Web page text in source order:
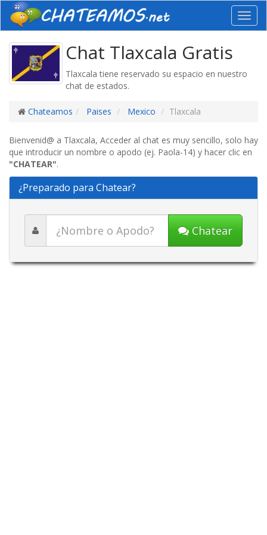
Chat Tlaxcala Gratis
Tlaxcala tiene reservado su espacio en nuestro
chat de estados.
Chateamos Paises Mexico Tlaxcala
Bienvenid@ a Tlaxcala, Acceder al chat es muy sencillo, solo hay
que introducir un nombre o apodo (ej. Paola-14) y hacer clic en
"CHATEAR".
¿Preparado para Chatear?
Chatear